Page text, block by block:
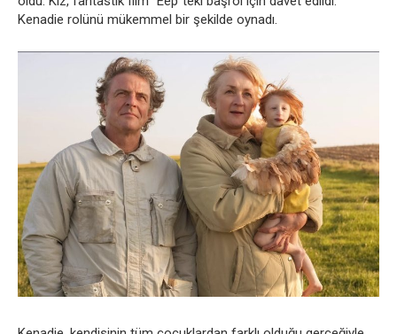
Kenadie rolünü mükemmel bir şekilde oynadı.